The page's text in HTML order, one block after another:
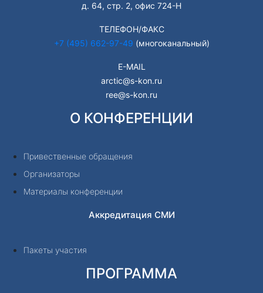
д. 64, стр. 2, офис 724-Н
ТЕЛЕФОН/ФАКС
+7 (495) 662-97-49 (многоканальный)
E-MAIL
arctic@s-kon.ru
ree@s-kon.ru
О КОНФЕРЕНЦИИ
Привественные обращения
Организаторы
Материалы конференции
Аккредитация СМИ
Пакеты участия
ПРОГРАММА